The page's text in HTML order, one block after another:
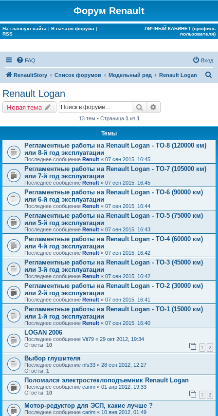
Форум Renault
На главную сайта | В начало форума |
RSS
ЛИЧНЫЙ КАБИНЕТ (профиль
пользователя)
FAQ Вход
RenaultStory Список форумов Модельный ряд Renault Logan
Renault Logan
Новая тема Поиск
13 тем • Страница 1 из 1
Темы
Регламентные работы на Renault Logan - ТО-8 (120000 км)
или 8-й год эксплуатации
Последнее сообщение Renult « 07 сен 2015, 16:45
Регламентные работы на Renault Logan - ТО-7 (105000 км)
или 7-й год эксплуатации
Последнее сообщение Renult « 07 сен 2015, 16:45
Регламентные работы на Renault Logan - ТО-6 (90000 км)
или 6-й год эксплуатации
Последнее сообщение Renult « 07 сен 2015, 16:44
Регламентные работы на Renault Logan - ТО-5 (75000 км)
или 5-й год эксплуатации
Последнее сообщение Renult « 07 сен 2015, 16:43
Регламентные работы на Renault Logan - ТО-4 (60000 км)
или 4-й год эксплуатации
Последнее сообщение Renult « 07 сен 2015, 16:42
Регламентные работы на Renault Logan - ТО-3 (45000 км)
или 3-й год эксплуатации
Последнее сообщение Renult « 07 сен 2015, 16:42
Регламентные работы на Renault Logan - ТО-2 (30000 км)
или 2-й год эксплуатации
Последнее сообщение Renult « 07 сен 2015, 16:41
Регламентные работы на Renault Logan - ТО-1 (15000 км)
или 1-й год эксплуатации
Последнее сообщение Renult « 07 сен 2015, 16:40
LOGAN 2006
Последнее сообщение Vit79 « 29 окт 2012, 19:34
Ответы: 10 1 2
Выбор глушителя
Последнее сообщение nfs33 « 28 сен 2012, 12:27
Ответы: 1
Поломался электростеклоподъемник Renault Logan
Последнее сообщение carim « 01 апр 2012, 19:33
Ответы: 10 1 2
Мотор-редуктор для ЭСП, какие лучше ?
Последнее сообщение carim « 10 янв 2012, 01:49